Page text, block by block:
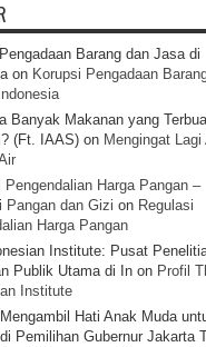
Barang dan Jasa di
on Korupsi Pengadaan
Banyak Makanan yang
(Ft. IAAS) on Mengingat Lagi
Pengendalian Harga Pangan –
Pangan dan Gizi on Regulasi
Harga Pangan
Institute: Pusat
Publik Utama di In on Profil
Institute
Hati Anak Muda
Pemilihan Gubernur Jakarta